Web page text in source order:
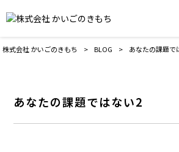
株式会社 かいごのきもち > BLOG > あなたの課題で
あなたの課題ではない2